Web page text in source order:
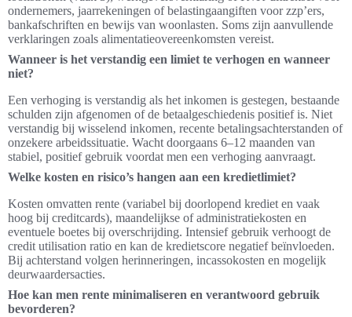
ondernemers, jaarrekeningen of belastingaangiften voor zzp’ers,
bankafschriften en bewijs van woonlasten. Soms zijn aanvullende
verklaringen zoals alimentatieovereenkomsten vereist.
Wanneer is het verstandig een limiet te verhogen en wanneer
niet?
Een verhoging is verstandig als het inkomen is gestegen, bestaande
schulden zijn afgenomen of de betaalgeschiedenis positief is. Niet
verstandig bij wisselend inkomen, recente betalingsachterstanden of
onzekere arbeidssituatie. Wacht doorgaans 6–12 maanden van
stabiel, positief gebruik voordat men een verhoging aanvraagt.
Welke kosten en risico’s hangen aan een kredietlimiet?
Kosten omvatten rente (variabel bij doorlopend krediet en vaak
hoog bij creditcards), maandelijkse of administratiekosten en
eventuele boetes bij overschrijding. Intensief gebruik verhoogt de
credit utilisation ratio en kan de kredietscore negatief beïnvloeden.
Bij achterstand volgen herinneringen, incassokosten en mogelijk
deurwaardersacties.
Hoe kan men rente minimaliseren en verantwoord gebruik
bevorderen?